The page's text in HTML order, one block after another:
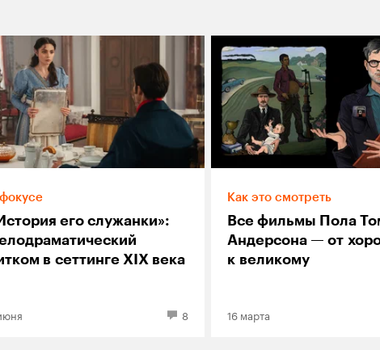
его служанки»:
в сеттинге XIX века
8
Как это смотреть
Все фильмы Пола
Андерсона — от
к великому
16 марта